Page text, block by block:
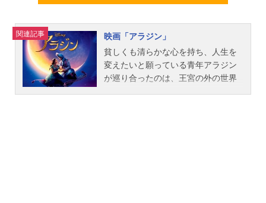
関連記事
映画「アラジン」
貧しくも清らかな心を持ち、人生を
変えたいと願っている青年アラジン
が巡り合ったのは、王宮の外の世界